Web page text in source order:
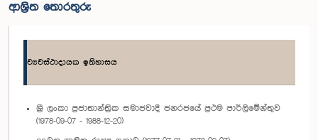
ආශ්‍රිත තොරතුරු
ව්‍යවස්ථාදායක ඉතිහාසය
ශ්‍රී ලංකා ප්‍රජාතාන්ත්‍රික සමාජවාදී ජනරජයේ ප්‍රථම පාර්ලිමේන්තුව
(1978-09-07 - 1988-12-20)